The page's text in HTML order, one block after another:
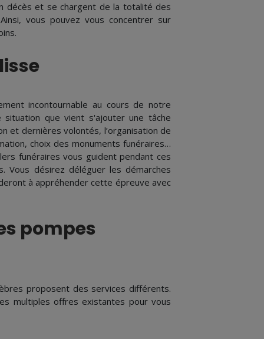
décès et se chargent de la totalité des
vous pouvez vous concentrer sur
incontournable au cours de notre
situation que vient s'ajouter une tâche
et dernières volontés, l’organisation de
choix des monuments funéraires…
funéraires vous guident pendant ces
désirez déléguer les démarches
à appréhender cette épreuve avec
pompes
proposent des services différents.
multiples offres existantes pour vous